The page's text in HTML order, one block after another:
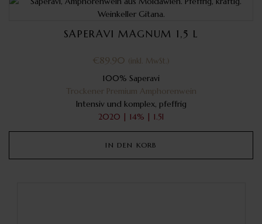
SAPERAVI MAGNUM 1,5 L
€89.90 (inkl. MwSt.)
100% Saperavi
Trockener Premium Amphorenwein
Intensiv und komplex, pfeffrig
2020 | 14% | 1.5l
IN DEN KORB